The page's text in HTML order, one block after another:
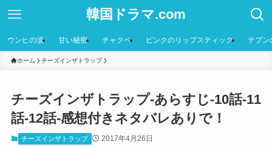
韓国ドラマ.com
ウンヒの涙 甘い秘密 チャクペ ピンクのリップスティック テプン
ホーム チーズインザトラップ
チーズインザトラップ-あらすじ-10話-11
話-12話-感想付きネタバレありで！
チーズインザトラップ 2017年4月26日